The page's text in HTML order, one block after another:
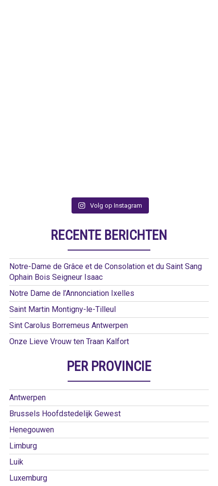
Volg op Instagram
RECENTE BERICHTEN
Notre-Dame de Grâce et de Consolation et du Saint Sang
Ophain Bois Seigneur Isaac
Notre Dame de l’Annonciation Ixelles
Saint Martin Montigny-le-Tilleul
Sint Carolus Borremeus Antwerpen
Onze Lieve Vrouw ten Traan Kalfort
PER PROVINCIE
Antwerpen
Brussels Hoofdstedelijk Gewest
Henegouwen
Limburg
Luik
Luxemburg